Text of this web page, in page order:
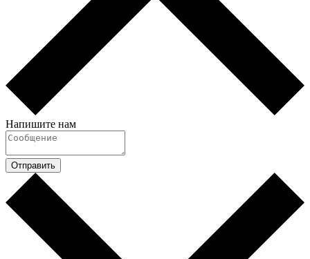
Напишите нам
Отправить